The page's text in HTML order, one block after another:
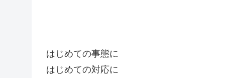
はじめての事態に
はじめての対応に